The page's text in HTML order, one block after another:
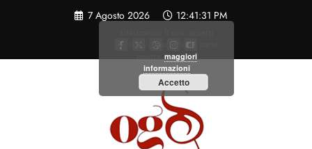
7 Agosto 2026 12:41:31 PM
l'utilizzo dei cookie da parte
maggiori
informazioni
Accetto